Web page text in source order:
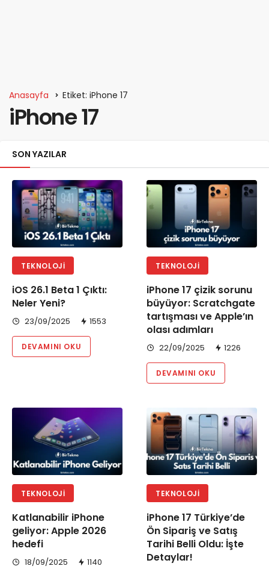
Anasayfa Etiket: iPhone 17
iPhone 17
SON YAZILAR
TEKNOLOJI
iOS 26.1 Beta 1 Çıktı:
Neler Yeni?
23/09/2025 1553
DEVAMINI OKU
TEKNOLOJI
iPhone 17 çizik sorunu
büyüyor: Scratchgate
tartışması ve Apple’ın
olası adımları
22/09/2025 1226
DEVAMINI OKU
TEKNOLOJI
Katlanabilir iPhone
geliyor: Apple 2026
hedefi
18/09/2025 1140
TEKNOLOJI
iPhone 17 Türkiye’de
Ön Sipariş ve Satış
Tarihi Belli Oldu: İşte
Detaylar!